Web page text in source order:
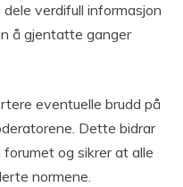
verdifull informasjon
å gjentatte ganger
eventuelle brudd på
Dette bidrar
og sikrer at alle
normene.